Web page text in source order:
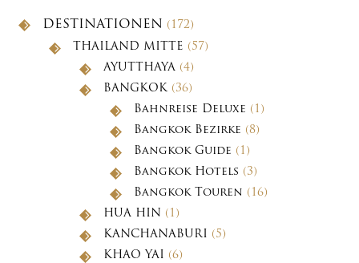
DESTINATIONEN (172)
THAILAND MITTE (57)
AYUTTHAYA (4)
BANGKOK(36)
Bahnreise Deluxe (1)
Bangkok Bezirke (8)
Bangkok Guide (1)
Bangkok Hotels (3)
Bangkok Touren (16)
HUA HIN (1)
KANCHANABURI (5)
KHAO YAI (6)